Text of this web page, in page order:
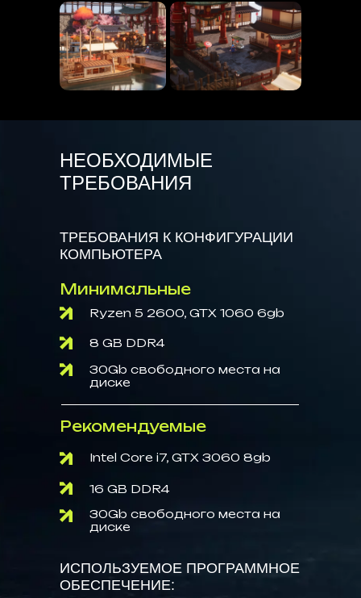
Рекомендуемые
Минимальные
НЕОБХОДИМЫЕ
ТРЕБОВАНИЯ
ТРЕБОВАНИЯ К КОНФИГУРАЦИИ
КОМПЬЮТЕРА
8 GB DDR4
Ryzen 5 2600, GTX 1060 6gb
30Gb свободного места на
диске
16 GB DDR4
Intel Core i7, GTX 3060 8gb
30Gb свободного места на
диске
ИСПОЛЬЗУЕМОЕ ПРОГРАММНОЕ
ОБЕСПЕЧЕНИЕ: